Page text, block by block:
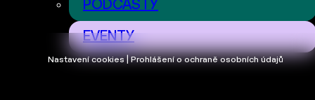
Nastavení cookies | Prohlášení o ochraně osobních údajů
PODCASTY
EVENTY